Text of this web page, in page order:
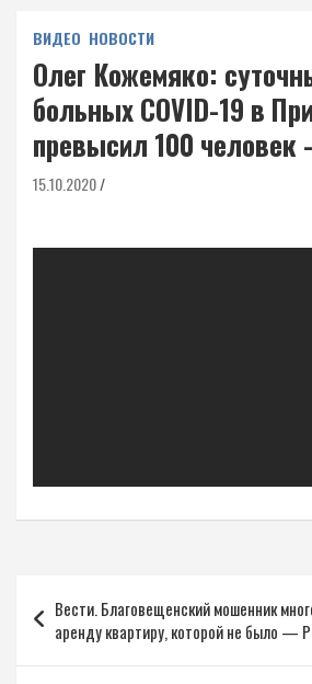
ВИДЕО НОВОСТИ
Олег Кожемяко:
больных COVID-19 в
превысил 100 человек
15.10.2020
по
записям
Вести. Благовещенский мошенник
аренду квартиру, которой не было —